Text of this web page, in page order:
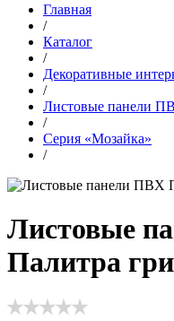
Главная
/
Каталог
/
Декоративные
/
Листовые панели
/
Серия «Мозайка»
/
Листовые
Палитра